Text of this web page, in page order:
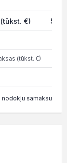
€) 52
(tūkst. €)
samaksu